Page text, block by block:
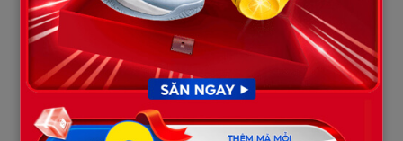
Có vẻ khó chịu vì bị làm phiền.
“Ông là ai?”
“Người thân của bà ấy.”